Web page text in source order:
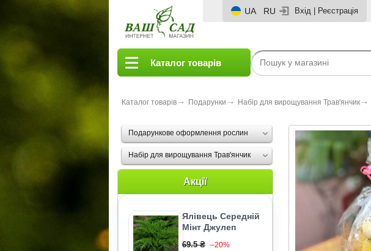
UA RU Вхід Реєстрація
Каталог товарів
Каталог товарів Подарунки Набір для вирощування Трав'янчик
Подарункове оформлення рослин
Набір для вирощування Трав'янчик
Акції
Ялівець Середній
Мінт Джулеп
69.5 ₴ –20%